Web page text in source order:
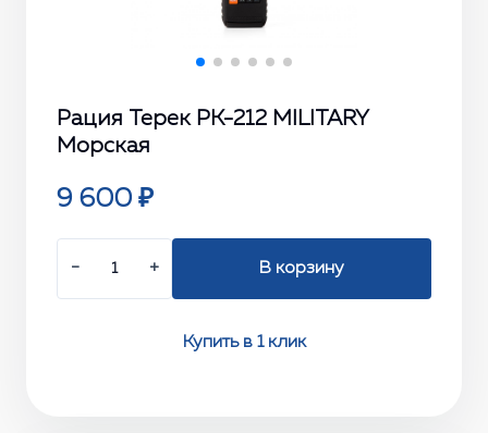
Рация Терек РК-212 MILITARY
Морская
9 600 ₽
− + В корзину
Купить в 1 клик